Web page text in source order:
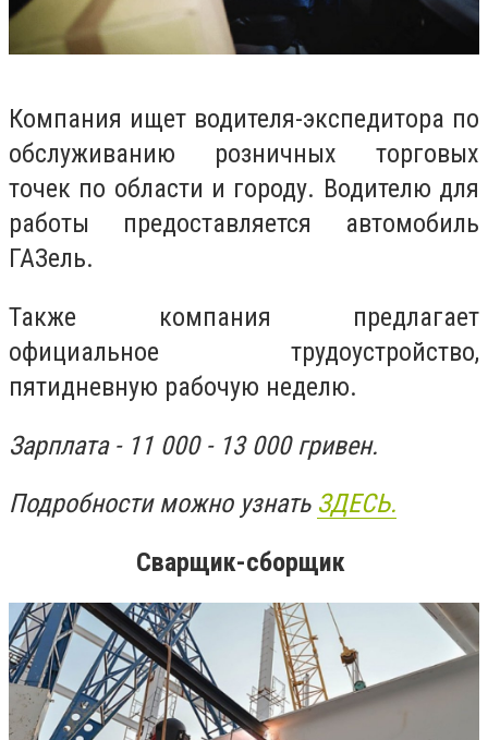
Компания ищет водителя-экспедитора по
обслуживанию розничных торговых
точек по области и городу. Водителю для
работы предоставляется автомобиль
ГАЗель.
Также компания предлагает
официальное трудоустройство,
пятидневную рабочую неделю.
Зарплата - 11 000 - 13 000 гривен.
Подробности можно узнать ЗДЕСЬ.
Сварщик-сборщик